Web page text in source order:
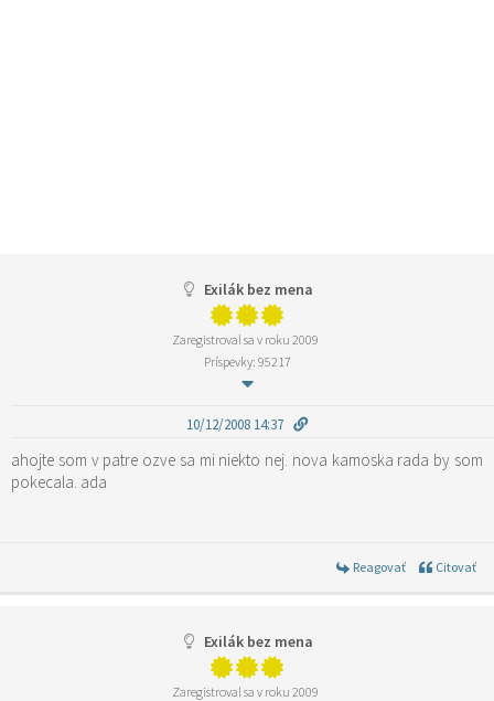
Exilák bez mena
Zaregistroval sa v roku 2009
Príspevky: 95217
10/12/2008 14:37
ahojte som v patre ozve sa mi niekto nej. nova kamoska rada by som
pokecala. ada
Reagovať Citovať
Exilák bez mena
Zaregistroval sa v roku 2009